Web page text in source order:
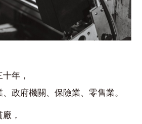
年，
政府機關、保險業、零售業。
，